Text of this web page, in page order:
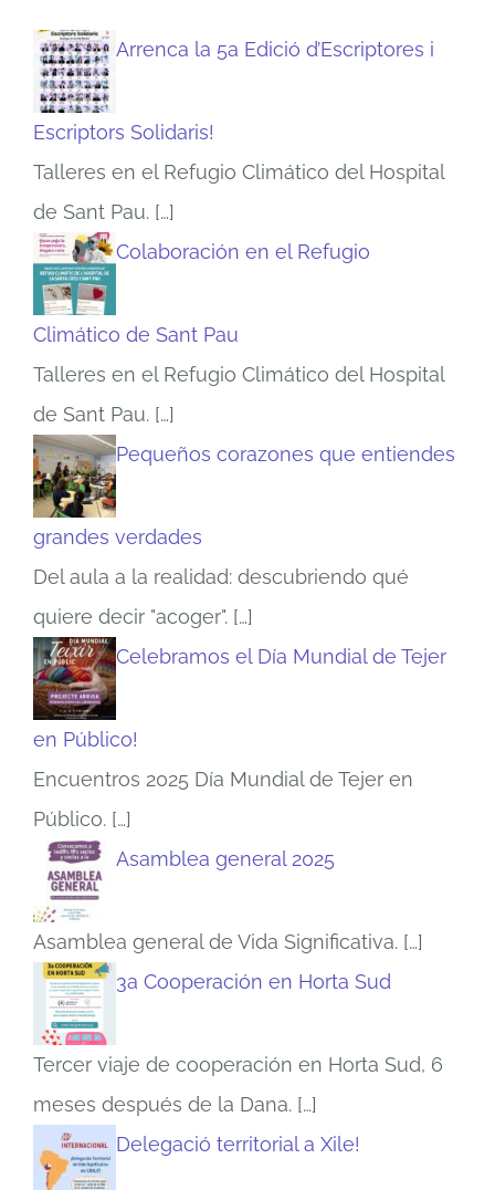
Arrenca la 5a Edició d’Escriptores i
Escriptors Solidaris!
Talleres en el Refugio Climático del Hospital
de Sant Pau. […]
Colaboración en el Refugio
Climático de Sant Pau
Talleres en el Refugio Climático del Hospital
de Sant Pau. […]
Pequeños corazones que entiendes
grandes verdades
Del aula a la realidad: descubriendo qué
quiere decir "acoger". […]
Celebramos el Día Mundial de Tejer
en Público!
Encuentros 2025 Día Mundial de Tejer en
Público. […]
Asamblea general 2025
Asamblea general de Vida Significativa. […]
3a Cooperación en Horta Sud
Tercer viaje de cooperación en Horta Sud, 6
meses después de la Dana. […]
Delegació territorial a Xile!